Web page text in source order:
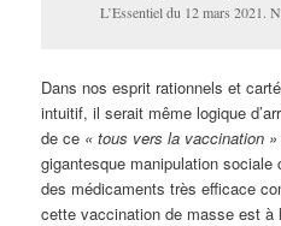
L’Essentiel du 12 mars 2021.
Dans nos esprit rationnels et
intuitif, il serait même logique
de ce « tous vers la vaccination »
gigantesque manipulation
des médicaments très efficace
cette vaccination de masse est à